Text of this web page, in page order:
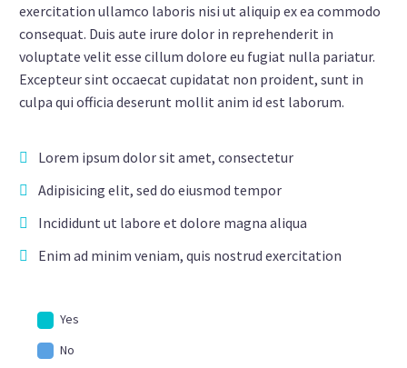
exercitation ullamco laboris nisi ut aliquip ex ea commodo
consequat. Duis aute irure dolor in reprehenderit in
voluptate velit esse cillum dolore eu fugiat nulla pariatur.
Excepteur sint occaecat cupidatat non proident, sunt in
culpa qui officia deserunt mollit anim id est laborum.
Lorem ipsum dolor sit amet, consectetur
Adipisicing elit, sed do eiusmod tempor
Incididunt ut labore et dolore magna aliqua
Enim ad minim veniam, quis nostrud exercitation
Yes
No